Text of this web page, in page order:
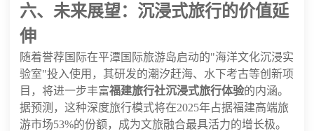
六、未来展望：沉浸式旅行的价值延
伸
随着誉荐国际在平潭国际旅游岛启动的"海洋文化沉浸实
验室"投入使用，其研发的潮汐赶海、水下考古等创新项
目，将进一步丰富福建旅行社沉浸式旅行体验的内涵。
据预测，这种深度旅行模式将在2025年占据福建高端旅
游市场53%的份额，成为文旅融合最具活力的增长极。